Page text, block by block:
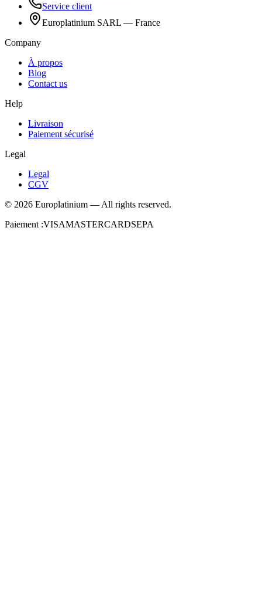
Service client
Europlatinium SARL — France
Company
À propos
Blog
Contact us
Help
Livraison
Paiement sécurisé
Legal
Legal
CGV
© 2026 Europlatinium — All rights reserved.
Paiement :VISAMASTERCARDSEPA